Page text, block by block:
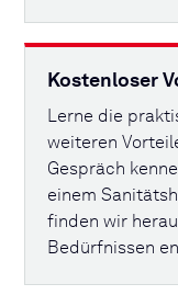
Kostenloser
Lerne die
weiteren
Gespräch
einem
finden wir
Bedürfnissen